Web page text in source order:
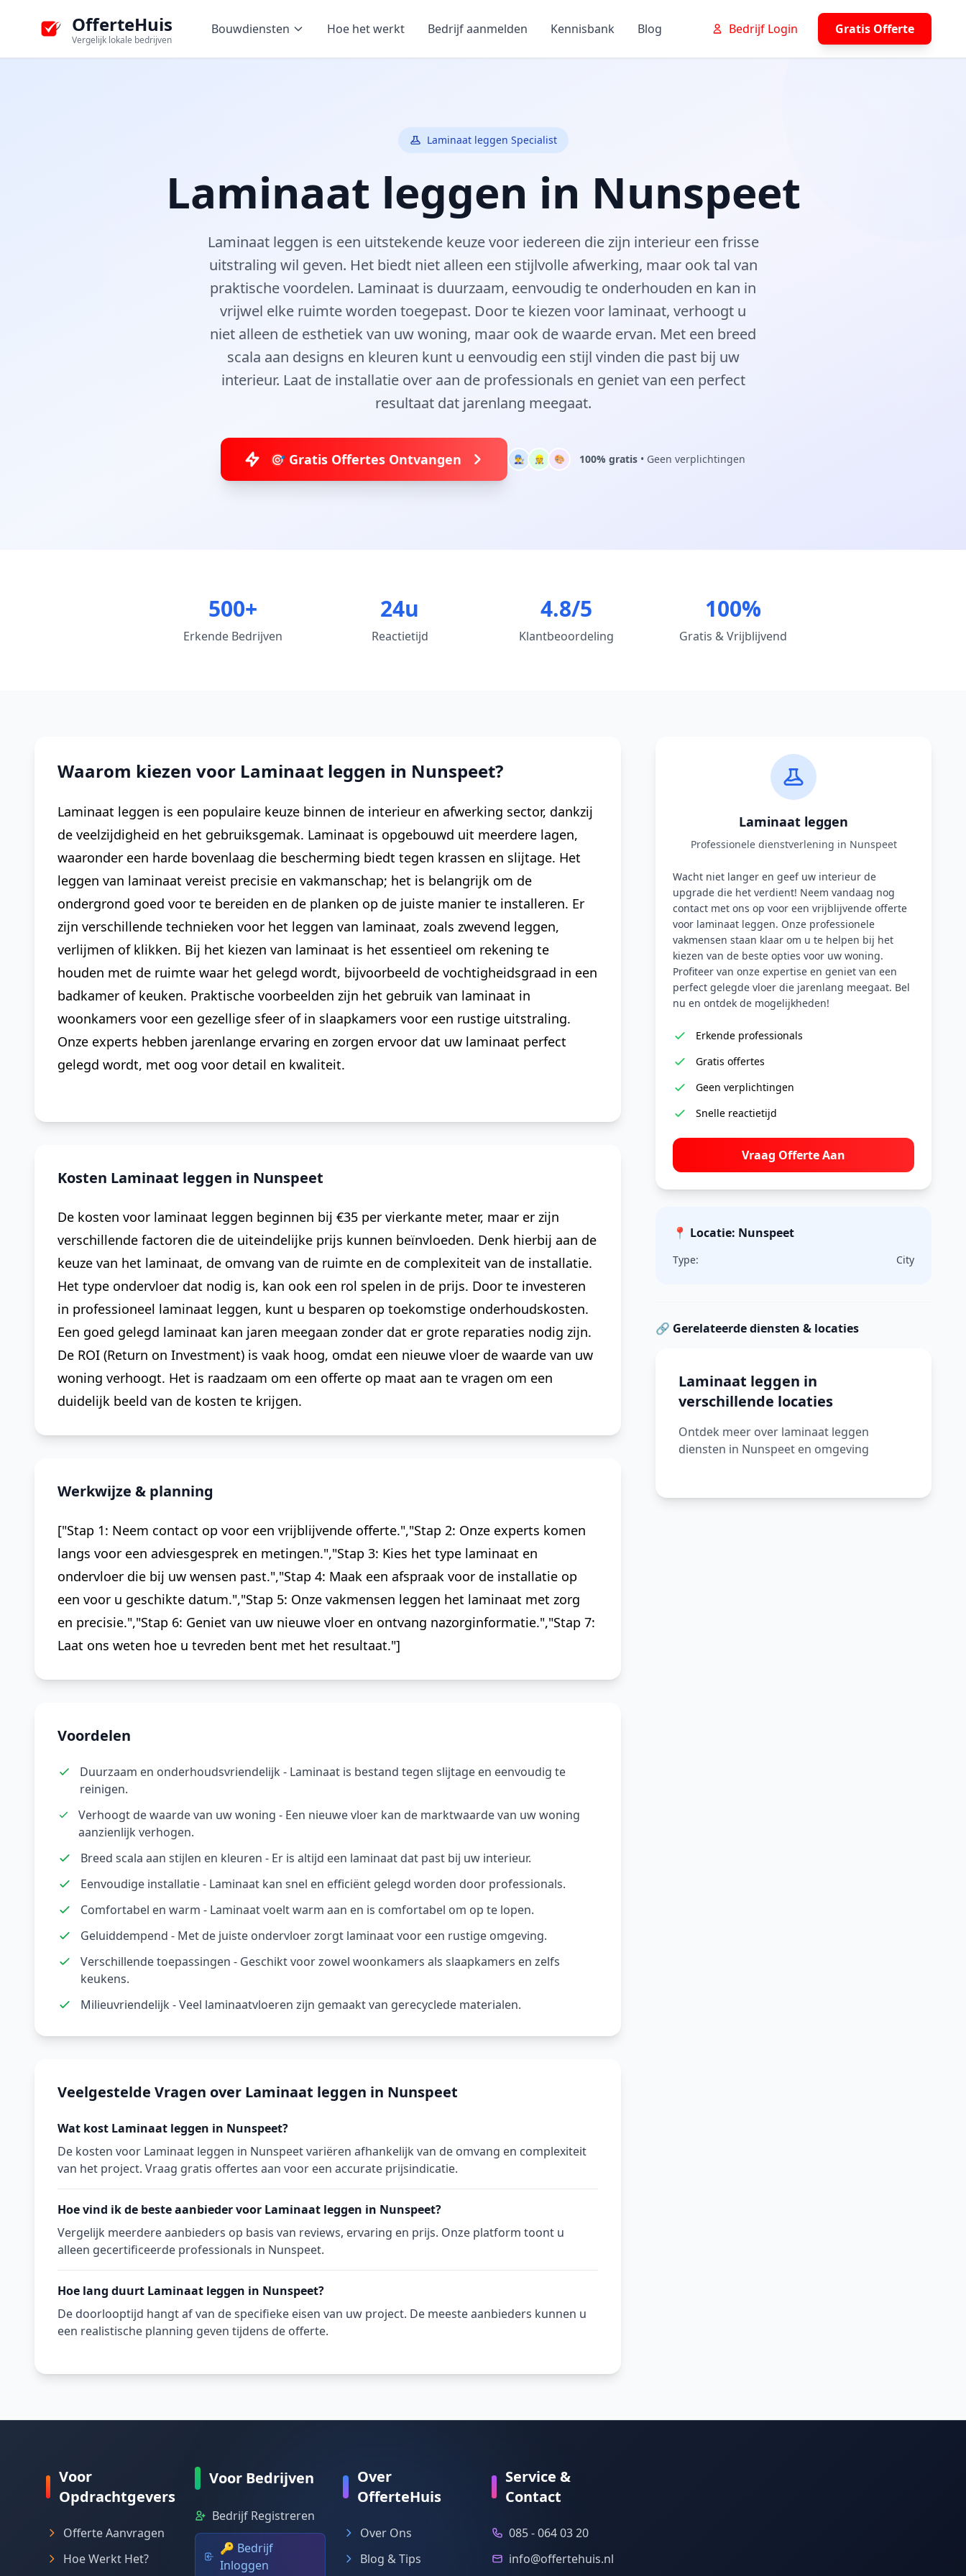
OfferteHuis
Vergelijk lokale bedrijven
Bouwdiensten Hoe het werkt Bedrijf aanmelden Kennisbank Blog Bedrijf Login Gratis Offerte
Laminaat leggen Specialist
Laminaat leggen in Nunspeet
Laminaat leggen is een uitstekende keuze voor iedereen die zijn interieur een frisse
uitstraling wil geven. Het biedt niet alleen een stijlvolle afwerking, maar ook tal van
praktische voordelen. Laminaat is duurzaam, eenvoudig te onderhouden en kan in
vrijwel elke ruimte worden toegepast. Door te kiezen voor laminaat, verhoogt u
niet alleen de esthetiek van uw woning, maar ook de waarde ervan. Met een breed
scala aan designs en kleuren kunt u eenvoudig een stijl vinden die past bij uw
interieur. Laat de installatie over aan de professionals en geniet van een perfect
resultaat dat jarenlang meegaat.
🎯 Gratis Offertes Ontvangen 👨‍🔧 👷 🎨 100% gratis • Geen verplichtingen
500+
Erkende Bedrijven
24u
Reactietijd
4.8/5
Klantbeoordeling
100%
Gratis & Vrijblijvend
Waarom kiezen voor Laminaat leggen in Nunspeet?
Laminaat leggen is een populaire keuze binnen de interieur en afwerking sector, dankzij
de veelzijdigheid en het gebruiksgemak. Laminaat is opgebouwd uit meerdere lagen,
waaronder een harde bovenlaag die bescherming biedt tegen krassen en slijtage. Het
leggen van laminaat vereist precisie en vakmanschap; het is belangrijk om de
ondergrond goed voor te bereiden en de planken op de juiste manier te installeren. Er
zijn verschillende technieken voor het leggen van laminaat, zoals zwevend leggen,
verlijmen of klikken. Bij het kiezen van laminaat is het essentieel om rekening te
houden met de ruimte waar het gelegd wordt, bijvoorbeeld de vochtigheidsgraad in een
badkamer of keuken. Praktische voorbeelden zijn het gebruik van laminaat in
woonkamers voor een gezellige sfeer of in slaapkamers voor een rustige uitstraling.
Onze experts hebben jarenlange ervaring en zorgen ervoor dat uw laminaat perfect
gelegd wordt, met oog voor detail en kwaliteit.
Kosten Laminaat leggen in Nunspeet
De kosten voor laminaat leggen beginnen bij €35 per vierkante meter, maar er zijn
verschillende factoren die de uiteindelijke prijs kunnen beïnvloeden. Denk hierbij aan de
keuze van het laminaat, de omvang van de ruimte en de complexiteit van de installatie.
Het type ondervloer dat nodig is, kan ook een rol spelen in de prijs. Door te investeren
in professioneel laminaat leggen, kunt u besparen op toekomstige onderhoudskosten.
Een goed gelegd laminaat kan jaren meegaan zonder dat er grote reparaties nodig zijn.
De ROI (Return on Investment) is vaak hoog, omdat een nieuwe vloer de waarde van uw
woning verhoogt. Het is raadzaam om een offerte op maat aan te vragen om een
duidelijk beeld van de kosten te krijgen.
Werkwijze & planning
["Stap 1: Neem contact op voor een vrijblijvende offerte.","Stap 2: Onze experts komen
langs voor een adviesgesprek en metingen.","Stap 3: Kies het type laminaat en
ondervloer die bij uw wensen past.","Stap 4: Maak een afspraak voor de installatie op
een voor u geschikte datum.","Stap 5: Onze vakmensen leggen het laminaat met zorg
en precisie.","Stap 6: Geniet van uw nieuwe vloer en ontvang nazorginformatie.","Stap 7:
Laat ons weten hoe u tevreden bent met het resultaat."]
Voordelen
Duurzaam en onderhoudsvriendelijk - Laminaat is bestand tegen slijtage en eenvoudig te
reinigen.
Verhoogt de waarde van uw woning - Een nieuwe vloer kan de marktwaarde van uw woning
aanzienlijk verhogen.
Breed scala aan stijlen en kleuren - Er is altijd een laminaat dat past bij uw interieur.
Eenvoudige installatie - Laminaat kan snel en efficiënt gelegd worden door professionals.
Comfortabel en warm - Laminaat voelt warm aan en is comfortabel om op te lopen.
Geluiddempend - Met de juiste ondervloer zorgt laminaat voor een rustige omgeving.
Verschillende toepassingen - Geschikt voor zowel woonkamers als slaapkamers en zelfs
keukens.
Milieuvriendelijk - Veel laminaatvloeren zijn gemaakt van gerecyclede materialen.
Veelgestelde Vragen over Laminaat leggen in Nunspeet
Wat kost Laminaat leggen in Nunspeet?
De kosten voor Laminaat leggen in Nunspeet variëren afhankelijk van de omvang en complexiteit
van het project. Vraag gratis offertes aan voor een accurate prijsindicatie.
Hoe vind ik de beste aanbieder voor Laminaat leggen in Nunspeet?
Vergelijk meerdere aanbieders op basis van reviews, ervaring en prijs. Onze platform toont u
alleen gecertificeerde professionals in Nunspeet.
Hoe lang duurt Laminaat leggen in Nunspeet?
De doorlooptijd hangt af van de specifieke eisen van uw project. De meeste aanbieders kunnen u
een realistische planning geven tijdens de offerte.
Laminaat leggen
Professionele dienstverlening in Nunspeet
Wacht niet langer en geef uw interieur de
upgrade die het verdient! Neem vandaag nog
contact met ons op voor een vrijblijvende offerte
voor laminaat leggen. Onze professionele
vakmensen staan klaar om u te helpen bij het
kiezen van de beste opties voor uw woning.
Profiteer van onze expertise en geniet van een
perfect gelegde vloer die jarenlang meegaat. Bel
nu en ontdek de mogelijkheden!
Erkende professionals
Gratis offertes
Geen verplichtingen
Snelle reactietijd
Vraag Offerte Aan
📍 Locatie: Nunspeet
Type: City
🔗 Gerelateerde diensten & locaties
Laminaat leggen in
verschillende locaties
Ontdek meer over laminaat leggen
diensten in Nunspeet en omgeving
Voor
Opdrachtgevers
Offerte Aanvragen
Hoe Werkt Het?
Voor Bedrijven
Bedrijf Registreren
🔑 Bedrijf
Inloggen
Over
OfferteHuis
Over Ons
Blog & Tips
Service &
Contact
085 - 064 03 20
info@offertehuis.nl